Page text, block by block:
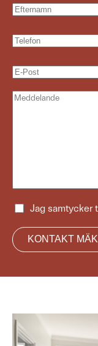
Jag samtycker